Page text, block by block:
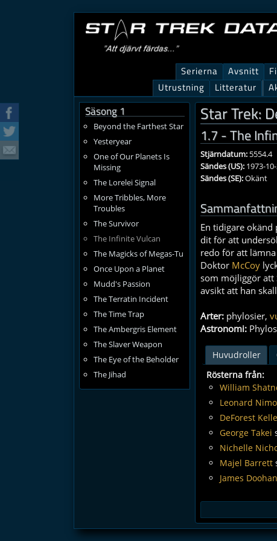
Säsong 1
Beyond the Farthest Star
Yesteryear
One of Our Planets Is
Missing
The Lorelei Signal
More Tribbles, More
Troubles
The Survivor
The Infinite Vulcan
The Magicks of Megas-Tu
Once Upon a Planet
Mudd's Passion
The Terratin Incident
The Time Trap
The Ambergris Element
The Slaver Weapon
The Eye of the Beholder
The Jihad
Star Trek:
1.7 - The
Stjärndatum: 5554.4
Sändes (US): 1973-
Sändes (SE):Okänt
En tidigare okänd
dit för att
redo för att
Doktor McCoy
som möjliggör att
avsikt att han
Arter: phylosier,
Astronomi: Phylos
Huvudroller
Rösterna från:
William
Leonard
DeForest
George Takei
Nichelle
Majel Barrett
James Doohan
Serierna Avsnitt
Utrustning
Litteratur